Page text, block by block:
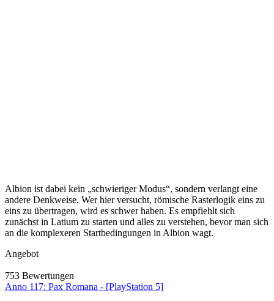
Albion ist dabei kein „schwieriger Modus“, sondern verlangt eine
andere Denkweise. Wer hier versucht, römische Rasterlogik eins zu
eins zu übertragen, wird es schwer haben. Es empfiehlt sich
zunächst in Latium zu starten und alles zu verstehen, bevor man sich
an die komplexeren Startbedingungen in Albion wagt.
Angebot
753 Bewertungen
Anno 117: Pax Romana - [PlayStation 5]